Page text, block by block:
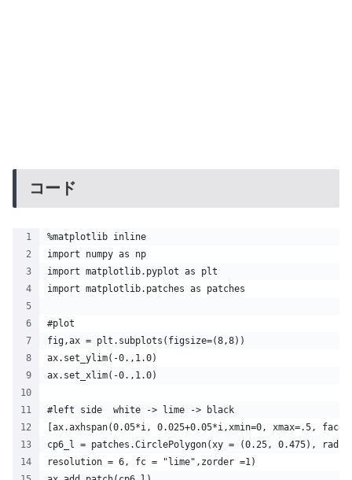
コード
%matplotlib inline
import numpy as np
import matplotlib.pyplot as plt
import matplotlib.patches as patches
#plot
fig,ax = plt.subplots(figsize=(8,8))
ax.set_ylim(-0.,1.0)
ax.set_xlim(-0.,1.0)
#left side  white -> lime -> black
[ax.axhspan(0.05*i, 0.025+0.05*i,xmin=0, xmax=.5,
cp6_l = patches.CirclePolygon(xy = (0.25, 0.475),
resolution = 6, fc = "lime",zorder =1)